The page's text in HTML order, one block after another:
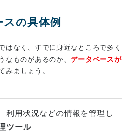
の具体例
はなく、すでに身近なところで多く
なものがあるのか、データベースが
みましょう。
利用状況などの情報を管理し
ツール